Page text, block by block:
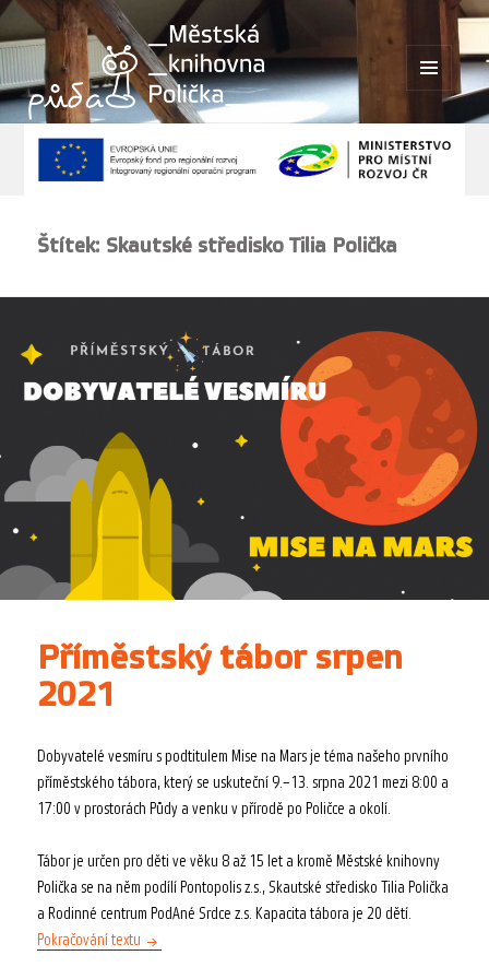
MENU
WIDGETY
Štítek: Skautské středisko Tilia Polička
Příměstský tábor srpen
2021
Dobyvatelé vesmíru s podtitulem Mise na Mars je téma našeho prvního
příměstského tábora, který se uskuteční 9.–13. srpna 2021 mezi 8:00 a
17:00 v prostorách Půdy a venku v přírodě po Poličce a okolí.
Tábor je určen pro děti ve věku 8 až 15 let a kromě Městské knihovny
Polička se na něm podílí Pontopolis z.s., Skautské středisko Tilia Polička
a Rodinné centrum PodAné Srdce z.s. Kapacita tábora je 20 dětí.
Pokračování textu Příměstský tábor srpen 2021